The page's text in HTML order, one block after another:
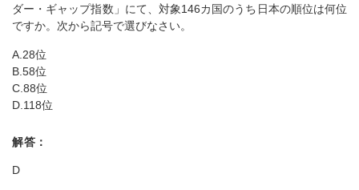
ダー・ギャップ指数」にて、対象146カ国のうち日本の順位は何位
ですか。次から記号で選びなさい。
A.28位
B.58位
C.88位
D.118位
解答：
D